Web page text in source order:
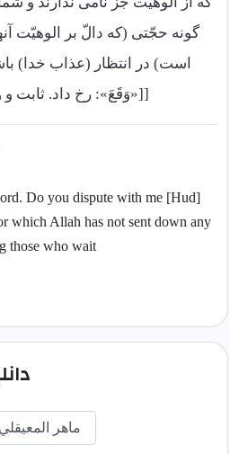
گونه حجّتی (که دالّ بر الوهیّت
است) در انتظار (عذاب خدا)
[[«وَقَعَ»: رخ داد. ثابت
Do you dispute with me
which Allah has not sent down any
who wait."
دانلود